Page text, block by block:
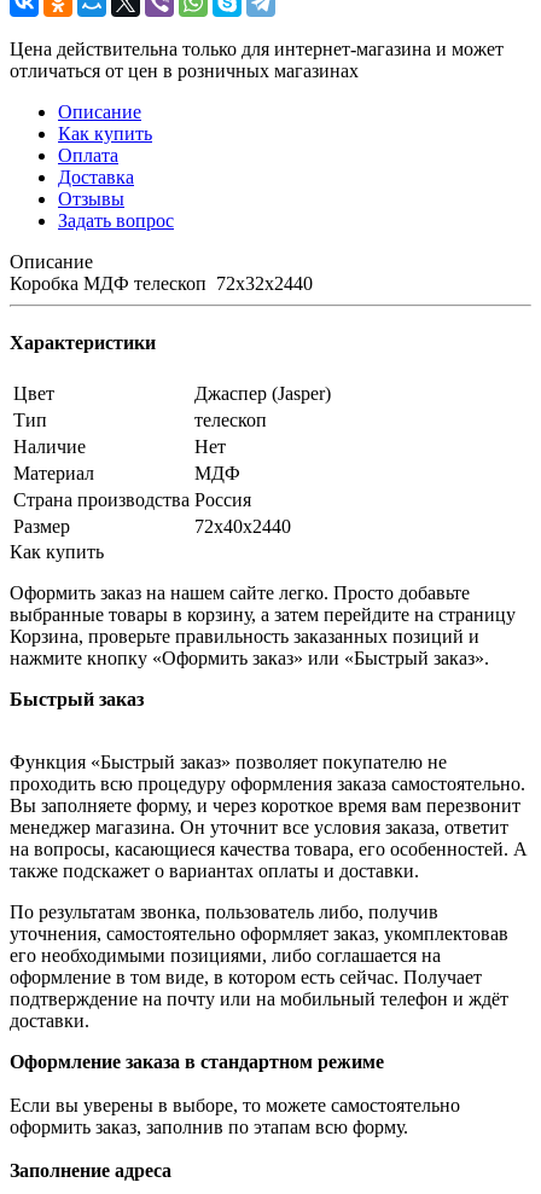
Цена действительна только для интернет-магазина и может
отличаться от цен в розничных магазинах
Описание
Как купить
Оплата
Доставка
Отзывы
Задать вопрос
Описание
Коробка МДФ телескоп 72х32х2440
Характеристики
Цвет
Джаспер (Jasper)
Тип
телескоп
Наличие
Нет
Материал
МДФ
Страна производства Россия
Размер
72х40х2440
Как купить
Оформить заказ на нашем сайте легко. Просто добавьте
выбранные товары в корзину, а затем перейдите на страницу
Корзина, проверьте правильность заказанных позиций и
нажмите кнопку «Оформить заказ» или «Быстрый заказ».
Быстрый заказ
Функция «Быстрый заказ» позволяет покупателю не
проходить всю процедуру оформления заказа самостоятельно.
Вы заполняете форму, и через короткое время вам перезвонит
менеджер магазина. Он уточнит все условия заказа, ответит
на вопросы, касающиеся качества товара, его особенностей. А
также подскажет о вариантах оплаты и доставки.
По результатам звонка, пользователь либо, получив
уточнения, самостоятельно оформляет заказ, укомплектовав
его необходимыми позициями, либо соглашается на
оформление в том виде, в котором есть сейчас. Получает
подтверждение на почту или на мобильный телефон и ждёт
доставки.
Оформление заказа в стандартном режиме
Если вы уверены в выборе, то можете самостоятельно
оформить заказ, заполнив по этапам всю форму.
Заполнение адреса